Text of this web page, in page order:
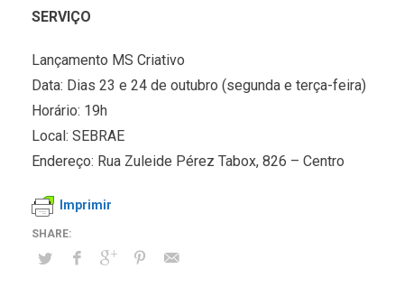
SERVIÇO
Lançamento MS Criativo
Data: Dias 23 e 24 de outubro (segunda e terça-feira)
Horário: 19h
Local: SEBRAE
Endereço: Rua Zuleide Pérez Tabox, 826 – Centro
Imprimir